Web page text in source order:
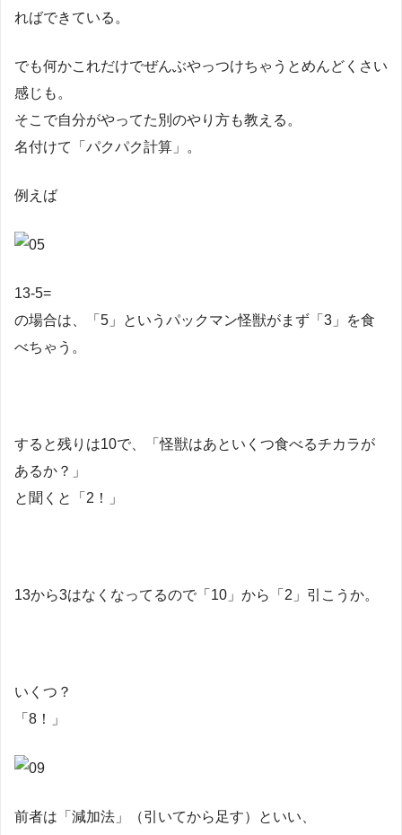
ればできている。
でも何かこれだけでぜんぶやっつけちゃうとめんどくさい
感じも。
そこで自分がやってた別のやり方も教える。
名付けて「パクパク計算」。
例えば
13-5=
の場合は、「5」というパックマン怪獣がまず「3」を食
べちゃう。
すると残りは10で、「怪獣はあといくつ食べるチカラが
あるか？」
と聞くと「2！」
13から3はなくなってるので「10」から「2」引こうか。
いくつ？
「8！」
前者は「減加法」（引いてから足す）といい、